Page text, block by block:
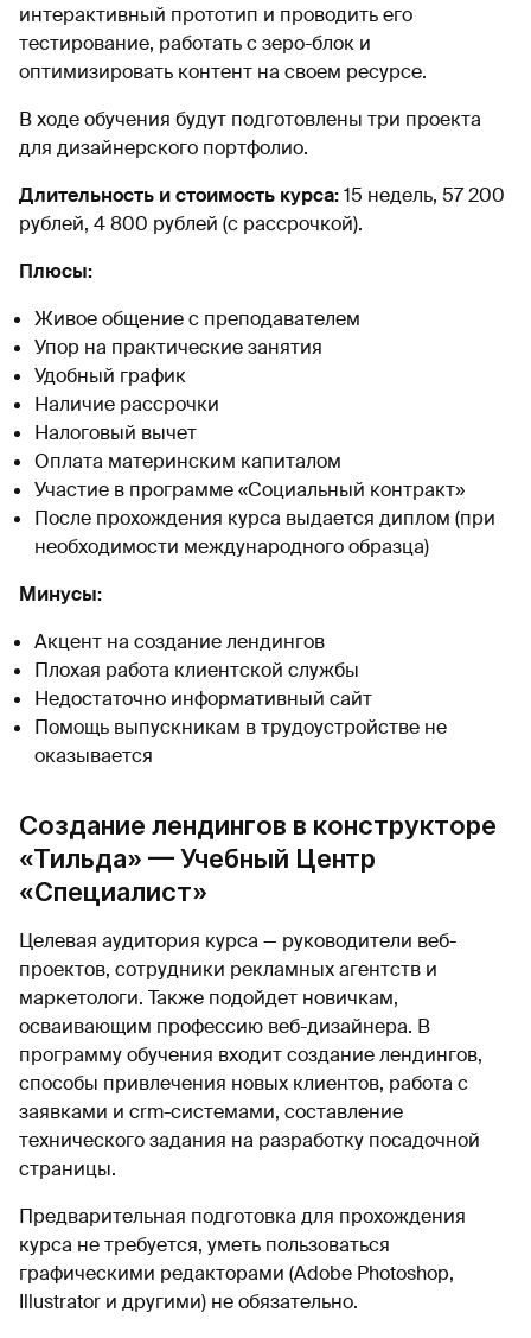
интерактивный прототип и проводить его
тестирование, работать с зеро-блок и
оптимизировать контент на своем ресурсе.
В ходе обучения будут подготовлены три проекта
для дизайнерского портфолио.
Длительность и стоимость курса:15 недель, 57 200
рублей, 4 800 рублей (с рассрочкой).
Плюсы:
Живое общение с преподавателем
Упор на практические занятия
Удобный график
Наличие рассрочки
Налоговый вычет
Оплата материнским капиталом
Участие в программе «Социальный контракт»
После прохождения курса выдается диплом (при
необходимости международного образца)
Минусы:
Акцент на создание лендингов
Плохая работа клиентской службы
Недостаточно информативный сайт
Помощь выпускникам в трудоустройстве не
оказывается
Создание лендингов в конструкторе
«Тильда» — Учебный Центр
«Специалист»
Целевая аудитория курса — руководители веб-
проектов, сотрудники рекламных агентств и
маркетологи. Также подойдет новичкам,
осваивающим профессию веб-дизайнера. В
программу обучения входит создание лендингов,
способы привлечения новых клиентов, работа с
заявками и crm-системами, составление
технического задания на разработку посадочной
страницы.
Предварительная подготовка для прохождения
курса не требуется, уметь пользоваться
графическими редакторами (Adobe Photoshop,
Illustrator и другими) не обязательно.